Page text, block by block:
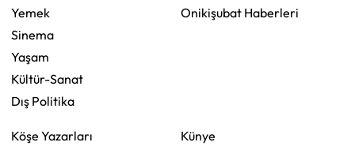
Yemek
Sinema
Yaşam
Kültür-Sanat
Dış Politika
Onikişubat Haberleri
Köşe Yazarları Künye